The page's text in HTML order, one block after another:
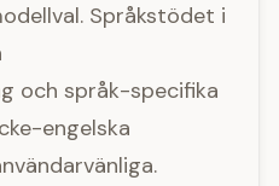
Språkstödet i
och språk-specifika
engelska